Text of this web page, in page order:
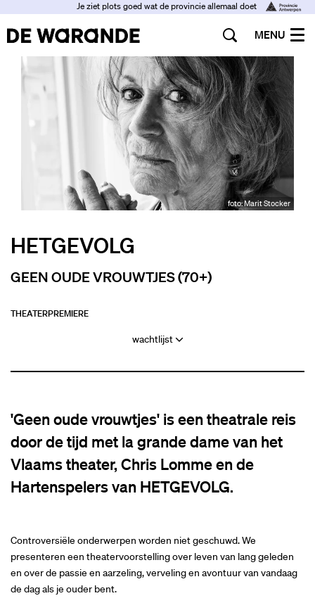
Je ziet plots goed wat de provincie allemaal doet
MENU
foto: Marit Stocker
HETGEVOLG
GEEN OUDE VROUWTJES (70+)
THEATERPREMIÈRE
wachtlijst
'Geen oude vrouwtjes' is een theatrale reis
door de tijd met la grande dame van het
Vlaams theater, Chris Lomme en de
Hartenspelers van HETGEVOLG.
Controversiële onderwerpen worden niet geschuwd. We
presenteren een theatervoorstelling over leven van lang geleden
en over de passie en aarzeling, verveling en avontuur van vandaag
de dag als je ouder bent.